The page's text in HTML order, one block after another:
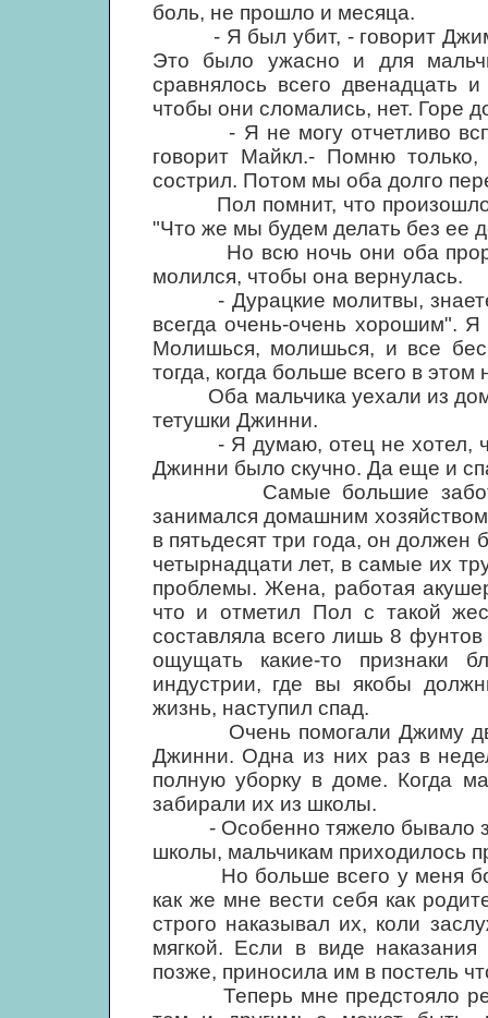
боль, не прошло и месяца.
- Я был убит, - говорит Джим.
Это было ужасно и для
сравнялось всего
чтобы они сломались, нет. Горе
- Я не могу отчетливо
говорит Майкл.- Помню
сострил. Потом мы оба долго
Пол помнит, что произошло:
"Что же мы будем делать без ее
Но всю ночь они оба
молился, чтобы она вернулась.
- Дурацкие молитвы, знаете,
всегда очень-очень хорошим". Я
Молишься, молишься, и все
тогда, когда больше всего в
Оба мальчика уехали из дома
тетушки Джинни.
- Я думаю, отец не хотел,
Джинни было скучно. Да еще и
Самые большие заботы
занимался домашним
в пятьдесят три года, он должен
четырнадцати лет, в самые их
проблемы. Жена, работая
что и отметил Пол с такой
составляла всего лишь 8
ощущать какие-то признаки
индустрии, где вы якобы
жизнь, наступил спад.
Очень помогали Джиму две
Джинни. Одна из них раз в
полную уборку в доме. Когда
забирали их из школы.
- Особенно тяжело бывало
школы, мальчикам приходилось
Но больше всего у меня
как же мне вести себя как
строго наказывал их, коли
мягкой. Если в виде
позже, приносила им в постель
Теперь мне предстояло